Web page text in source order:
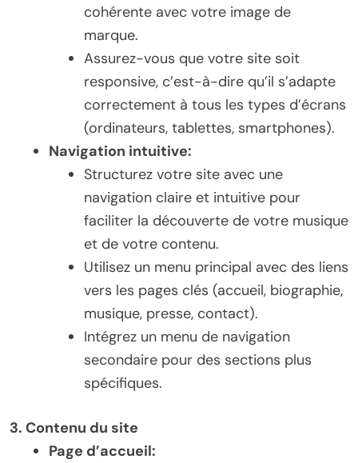
cohérente avec votre image de
marque.
Assurez-vous que votre site soit
responsive, c’est-à-dire qu’il s’adapte
correctement à tous les types d’écrans
(ordinateurs, tablettes, smartphones).
Navigation intuitive:
Structurez votre site avec une
navigation claire et intuitive pour
faciliter la découverte de votre musique
et de votre contenu.
Utilisez un menu principal avec des liens
vers les pages clés (accueil, biographie,
musique, presse, contact).
Intégrez un menu de navigation
secondaire pour des sections plus
spécifiques.
3. Contenu du site
Page d’accueil: